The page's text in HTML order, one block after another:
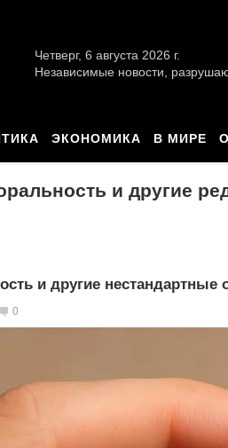
Четверг, 6 августа 2026 г.
Независимые новости,
ЭКОНОМИКА В МИРЕ
и другие
и другие нестандартные
0